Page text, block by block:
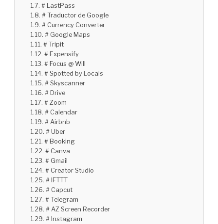
# LastPass
# Traductor de Google
# Currency Converter
# Google Maps
# Tripit
# Expensify
# Focus @ Will
# Spotted by Locals
# Skyscanner
# Drive
# Zoom
# Calendar
# Airbnb
# Uber
# Booking
# Canva
# Gmail
# Creator Studio
# IFTTT
# Capcut
# Telegram
# AZ Screen Recorder
# Instagram